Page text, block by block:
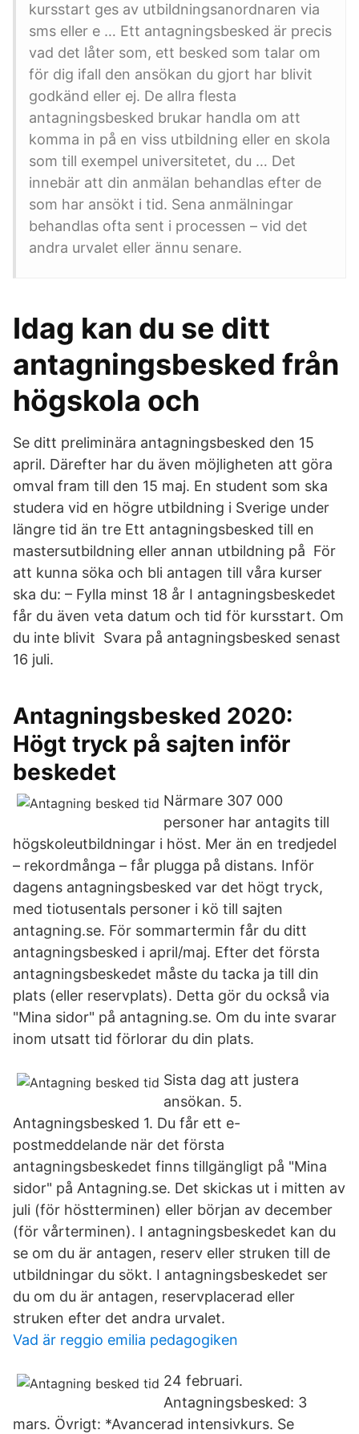
kursstart ges av utbildningsanordnaren via
sms eller e … Ett antagningsbesked är precis
vad det låter som, ett besked som talar om
för dig ifall den ansökan du gjort har blivit
godkänd eller ej. De allra flesta
antagningsbesked brukar handla om att
komma in på en viss utbildning eller en skola
som till exempel universitetet, du … Det
innebär att din anmälan behandlas efter de
som har ansökt i tid. Sena anmälningar
behandlas ofta sent i processen – vid det
andra urvalet eller ännu senare.
Idag kan du se ditt
antagningsbesked från
högskola och
Se ditt preliminära antagningsbesked den 15
april. Därefter har du även möjligheten att göra
omval fram till den 15 maj. En student som ska
studera vid en högre utbildning i Sverige under
längre tid än tre Ett antagningsbesked till en
mastersutbildning eller annan utbildning på För
att kunna söka och bli antagen till våra kurser
ska du: – Fylla minst 18 år I antagningsbeskedet
får du även veta datum och tid för kursstart. Om
du inte blivit Svara på antagningsbesked senast
16 juli.
Antagningsbesked 2020:
Högt tryck på sajten inför
beskedet
Närmare 307 000
personer har antagits till
högskoleutbildningar i höst. Mer än en tredjedel
– rekordmånga – får plugga på distans. Inför
dagens antagningsbesked var det högt tryck,
med tiotusentals personer i kö till sajten
antagning.se. För sommartermin får du ditt
antagningsbesked i april/maj. Efter det första
antagningsbeskedet måste du tacka ja till din
plats (eller reservplats). Detta gör du också via
"Mina sidor" på antagning.se. Om du inte svarar
inom utsatt tid förlorar du din plats.
Sista dag att justera
ansökan. 5.
Antagningsbesked 1. Du får ett e-
postmeddelande när det första
antagningsbeskedet finns tillgängligt på "Mina
sidor" på Antagning.se. Det skickas ut i mitten av
juli (för höstterminen) eller början av december
(för vårterminen). I antagningsbeskedet kan du
se om du är antagen, reserv eller struken till de
utbildningar du sökt. I antagningsbeskedet ser
du om du är antagen, reservplacerad eller
struken efter det andra urvalet.
Vad är reggio emilia pedagogiken
24 februari.
Antagningsbesked: 3
mars. Övrigt: *Avancerad intensivkurs. Se